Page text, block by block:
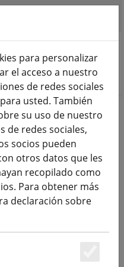
para personalizar
el acceso a nuestro
de redes sociales
usted. También
su uso de nuestro
de redes sociales,
socios pueden
otros datos que les
recopilado como
Para obtener más
declaración sobre